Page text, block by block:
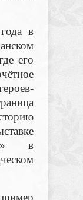
в
его
в